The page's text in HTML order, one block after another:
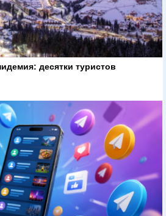
десятки туристов